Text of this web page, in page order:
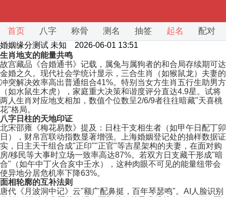
首页 八字 称骨 测名 抽签 起名 配对
婚姻缘分测试 未知 2026-06-01 13:51
生肖地支的能量共鸣
故宫藏品《合婚通书》记载，属兔与属狗者的和合局存续期可达
金婚之久。现代社会学统计显示，三合生肖（如猴鼠龙）夫妻的
冲突解决效率高出普通组合41%。特别当女方生肖五行生助男方
（如水鼠生木虎），家庭重大决策和谐度评分直达4.9星。试将
两人生肖对应地支相加，数值个位数呈2/6/9者往往暗藏"天喜桃
花"格局。
八字日柱的天地印证
北宋邵雍《梅花易数》提及：日柱干支相生者（如甲午日配丁卯
日），财帛宫联动指数显著增强。上海婚姻登记处的抽样数据证
实，日主天干组合成"正印""正官"等吉星架构的夫妻，在面对购
房/移民等大事时立场一致率高达87%。若双方日支藏干形成"暗
合"（如午中丁火合亥中壬水），这种肉眼不可见的能量纽带会
使异地分居危机率下降63%。
面相轮廓的互补法则
唐代《月波洞中记》云"额广配鼻挺，百年琴瑟鸣"。AI人脸识别